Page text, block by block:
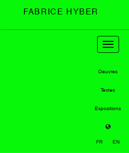
FABRICE HYBER
Toggle
navigation
Oeuvres
Textes
Expositions
FR EN